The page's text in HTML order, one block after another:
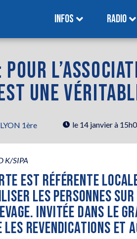
INFOS RADIO
UNE
1ère le 14 janvier à
K/SIPA
EST RÉFÉRENTE
LES PERSONNES
INVITÉE DANS LE
REVENDICATIONS ET